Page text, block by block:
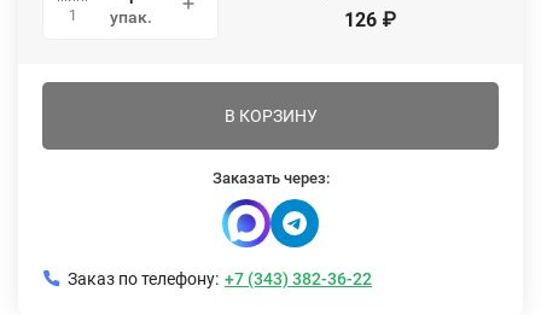
1
упак. 126 ₽
В КОРЗИНУ
Заказать через:
Заказ по телефону: +7 (343) 382-36-22